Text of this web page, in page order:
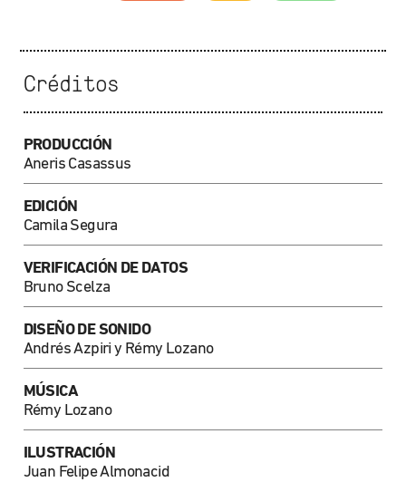
Créditos
PRODUCCIÓN
Aneris Casassus
EDICIÓN
Camila Segura
VERIFICACIÓN DE DATOS
Bruno Scelza
DISEÑO DE SONIDO
Andrés Azpiri y Rémy Lozano
MÚSICA
Rémy Lozano
ILUSTRACIÓN
Juan Felipe Almonacid